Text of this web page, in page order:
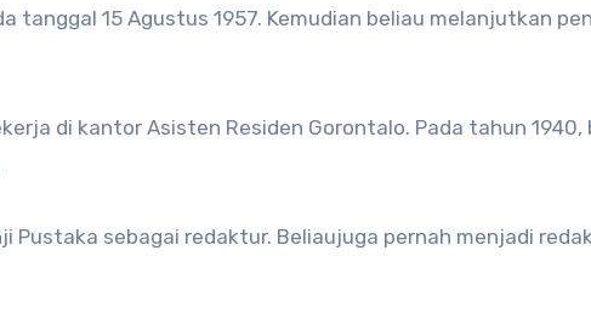
tanggal 15 Agustus 1957. Kemudian beliau melanjutkan
di kantor Asisten Residen Gorontalo. Pada tahun 1940,
Pustaka sebagai redaktur. Beliaujuga pernah menjadi